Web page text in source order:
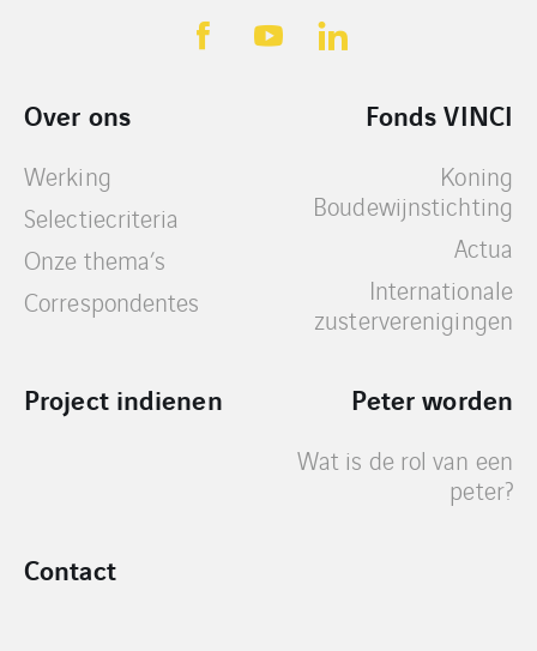
Over ons
Werking
Selectiecriteria
Onze thema’s
Correspondentes
Fonds VINCI
Koning
Boudewijnstichting
Actua
Internationale
zusterverenigingen
Project indienen Peter worden
Wat is de rol van een
peter?
Contact